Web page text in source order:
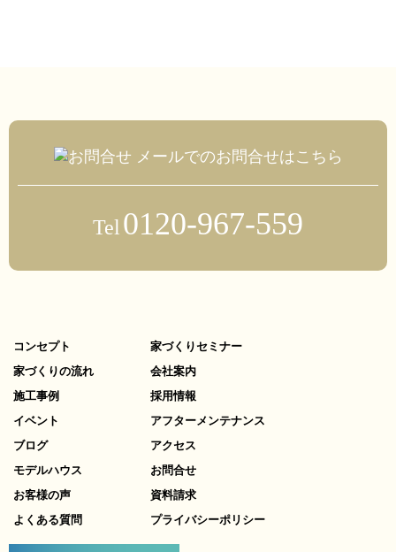
メールでのお問合せはこちら
Tel 0120-967-559
コンセプト
家づくりの流れ
施工事例
イベント
ブログ
モデルハウス
お客様の声
よくある質問
家づくりセミナー
会社案内
採用情報
アフターメンテナンス
アクセス
お問合せ
資料請求
プライバシーポリシー